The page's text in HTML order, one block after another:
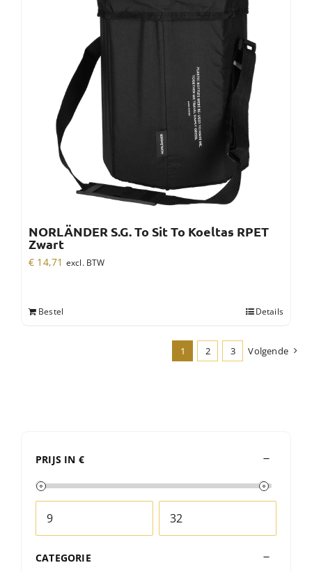
NORLÄNDER S.G. To Sit To Koeltas RPET
Zwart
€ 14,71 excl. BTW
Bestel Details
1 2 3 Volgende
PRIJS IN €
CATEGORIE